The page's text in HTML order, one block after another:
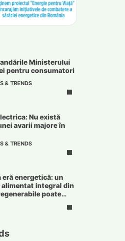
Ministerului
pentru consumatori
& TRENDS
Nu există
avarii majore în
& TRENDS
eră energetică: un
integral din
poate